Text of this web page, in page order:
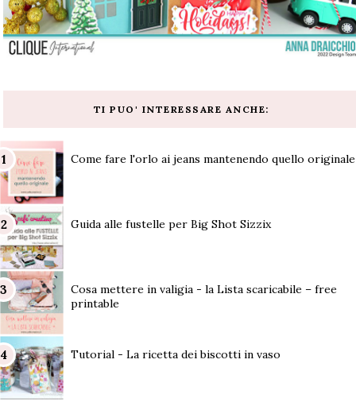
TI PUO' INTERESSARE ANCHE:
Come fare l'orlo ai jeans mantenendo quello originale
Guida alle fustelle per Big Shot Sizzix
Cosa mettere in valigia - la Lista scaricabile – free
printable
Tutorial - La ricetta dei biscotti in vaso